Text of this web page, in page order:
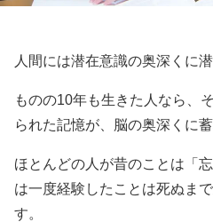
人間には潜在意識の奥深くに
ものの10年も生きた人なら、
られた記憶が、脳の奥深くに
ほとんどの人が昔のことは「
は一度経験したことは死ぬま
す。